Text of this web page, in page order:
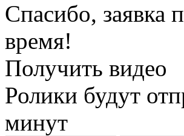
Спасибо,
время!
Получить видео
Ролики будут
минут